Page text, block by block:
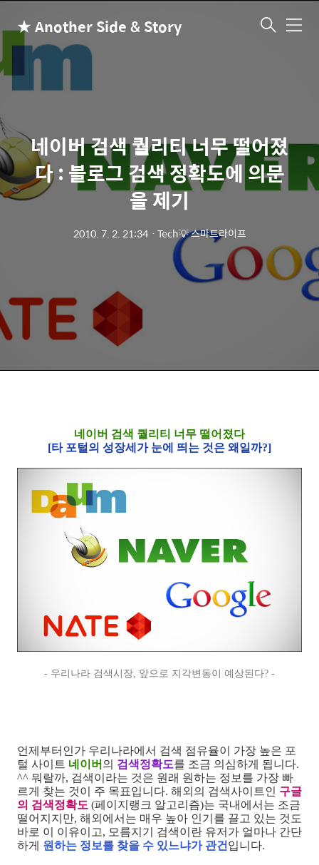
★ Another Side & Story 메
네이버 검색 퀄리티 너무 떨어졌
다 : 블로그 검색 정확도에 의문
을 제기
2010. 7. 2. 21:34ㆍ Tech💡 스마트라이프
네이버 검색 퀄리티 너무 떨어졌다
[타 포털의 성장세가 눈에 띄는 것은 왜일까?]
- 우리나라 검색시장, 앞으로 지각변동이 예상된다? -
언제부터인가 우리나라에서 검색 점유율이 가장 높은 포
털 사이트 네이버 의 검색정확도를 조금 의심하게 됩니다.
^^ 뭐랄까, 검색이라는 것은 원래 원하는 정보를 가장 빠
르게 찾는 것이 주 목표입니다. 해외의 검색사이트인 구글
의 검색정확도 (페이지랭크 알고리즘)는 국내에서는 조금
떨어지지만, 해외에서는 매우 높아 인기를 끌고 있는 것도
바로 이 이유이고, 모름지기 검색이란 유저가 얼마나 간단
하게 원하는 정보를 찾을 수 있느냐가 관건 입니다.